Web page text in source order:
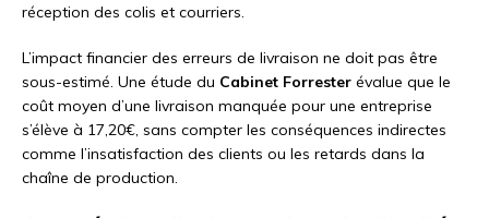
réception des colis et courriers.
L’impact financier des erreurs de livraison ne doit pas être
sous-estimé. Une étude du Cabinet Forrester évalue que le
coût moyen d’une livraison manquée pour une entreprise
s’élève à 17,20€, sans compter les conséquences indirectes
comme l’insatisfaction des clients ou les retards dans la
chaîne de production.